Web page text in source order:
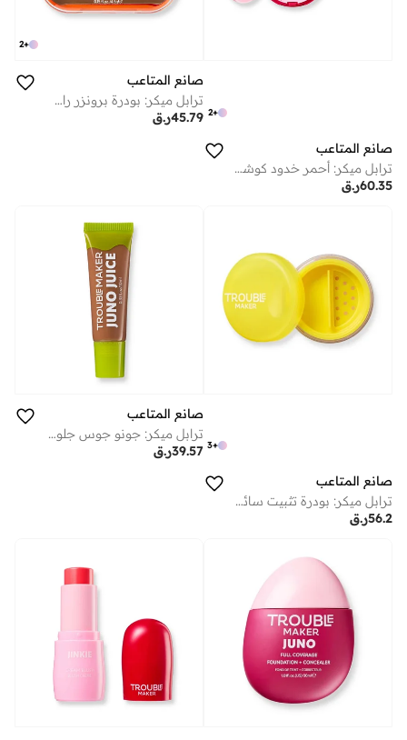
+
2
صانع المتاعب
ترابل ميكر: أحمر خدود كوشن بريس بلاي نون ستوب هوت بينك
ر.ق60.35
+
2
صانع المتاعب
ترابل ميكر: بودرة برونزر راسكال آوتلو
ر.ق45.79
+
3
صانع المتاعب
ترابل ميكر: بودرة تثبيت سائبة أون ذا لوس أوف جريد بيتش
ر.ق56.2
صانع المتاعب
ترابل ميكر: جونو جوس جلوس الشفاه هاربر نيود — 6 مل
ر.ق39.57